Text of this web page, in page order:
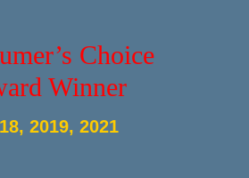
Choice
Winner
2019, 2021